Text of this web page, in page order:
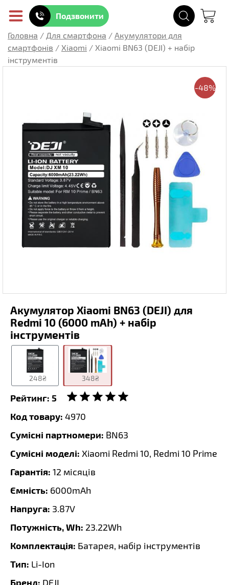
Подзвонити
Головна / Для смартфона / Акумулятори для
смартфонів / Xiaomi / Xiaomi BN63 (DEJI) + набір
інструментів
-48%
Акумулятор Xiaomi BN63 (DEJI) для
Redmi 10 (6000 mAh) + набір
інструментів
248₴ 348₴
Рейтинг: 5
Код товару: 4970
Сумісні партномери: BN63
Сумісні моделі: Xiaomi Redmi 10, Redmi 10 Prime
Гарантія: 12 місяців
Ємність: 6000mAh
Напруга: 3.87V
Потужність, Wh: 23.22Wh
Комплектація: Батарея, набір інструментів
Тип: Li-Ion
Бренд: DEJI